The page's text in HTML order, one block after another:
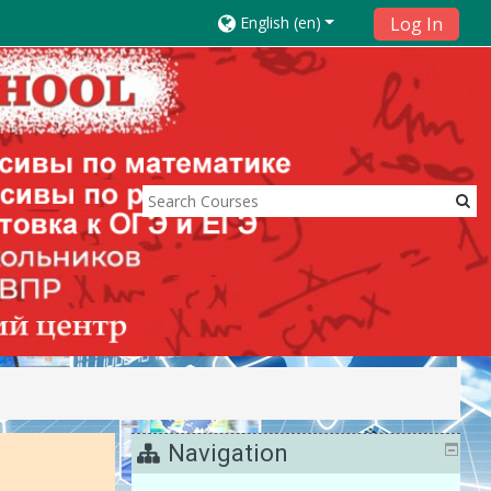
English ‎(en)‎ Log In
Navigation